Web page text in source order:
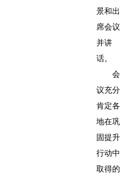
景和出
席会议
并讲
话。
会
议充分
肯定各
地在巩
固提升
行动中
取得的